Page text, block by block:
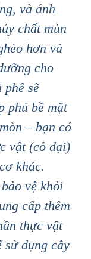
và ánh
chất mùn
hơn và
cho
phê sẽ
phủ bề mặt
– bạn có
vật (cỏ dại)
khác.
vệ khỏi
cấp thêm
thực vật
sử dụng cây